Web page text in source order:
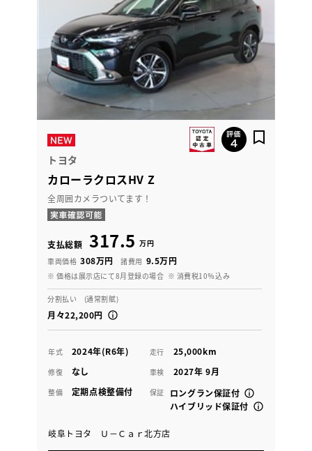
トヨタ
カローラクロスHV Z
全周囲カメラついてます！
支払総額 317.5 万円
車両価格 308万円 諸費用 9.5万円
※ 価格は展示店にて8月登録の場合 ※ 消費税10％込み
分割払い (通常割賦)
月々22,200円
年式 2024年(R6年) 走行 25,000km
修復 なし 車検 2027年 9月
整備 定期点検整備付 保証
ロングラン保証付
ハイブリッド保証付
岐阜トヨタ Ｕ－Ｃａｒ北方店